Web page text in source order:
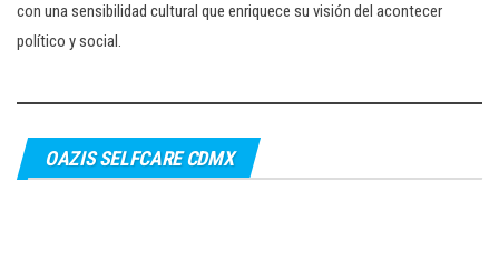
con una sensibilidad cultural que enriquece su visión del acontecer
político y social.
OAZIS SELFCARE CDMX